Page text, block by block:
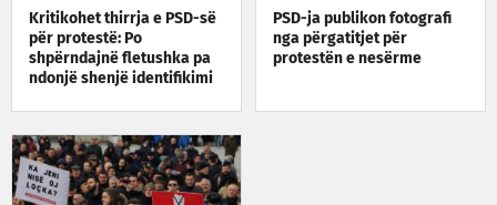
Kritikohet thirrja e PSD-së
për protestë: Po
shpërndajnë fletushka pa
ndonjë shenjë identifikimi
PSD-ja publikon fotografi
nga përgatitjet për
protestën e nesërme